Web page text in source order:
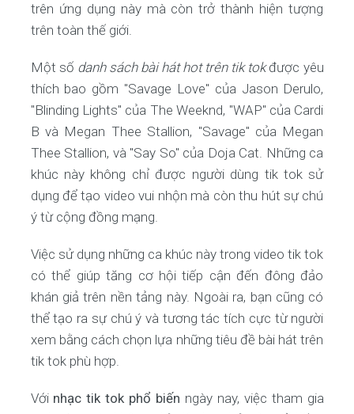
trên ứng dụng này mà còn trở thành hiện tượng
trên toàn thế giới.
Một số danh sách bài hát hot trên tik tokđược yêu
thích bao gồm "Savage Love" của Jason Derulo,
"Blinding Lights" của The Weeknd, "WAP" của Cardi
B và Megan Thee Stallion, "Savage" của Megan
Thee Stallion, và "Say So" của Doja Cat. Những ca
khúc này không chỉ được người dùng tik tok sử
dụng để tạo video vui nhộn mà còn thu hút sự chú
ý từ cộng đồng mạng.
Việc sử dụng những ca khúc này trong video tik tok
có thể giúp tăng cơ hội tiếp cận đến đông đảo
khán giả trên nền tảng này. Ngoài ra, bạn cũng có
thể tạo ra sự chú ý và tương tác tích cực từ người
xem bằng cách chọn lựa những tiêu đề bài hát trên
tik tok phù hợp.
Với nhạc tik tok phổ biến ngày nay, việc tham gia